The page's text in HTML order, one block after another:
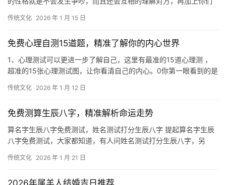
传统文化 2026 年 1 月 15 日
免费心理自测15道题，精准了解你的内心世界
1、心理测试可以更进一步了解自己，这里有最准的15道心理测 ，
超准的15张心理测试图，让你看清自己的内心。0你第一眼看到的是
传统文化 2026 年 1 月 12 日
免费测算生辰八字，精准解析命运走势
算名字生辰八字免费测试，姓名测试打分生辰八字 提起算名字生辰
八字免费测试，大家都知道，有人问姓名测试打分生辰八字，另
传统文化 2026 年 1 月 21 日
2026年属羊人结婚吉日推荐